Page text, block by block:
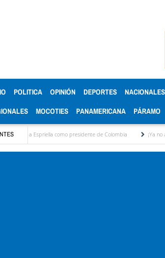
(CURRENT)
POLITICA OPINIÓN DEPORTES NACIONALES
MOCOTIES PANAMERICANA PÁRAMO
como presidente de Colombia ¡Ya no aguanto más!